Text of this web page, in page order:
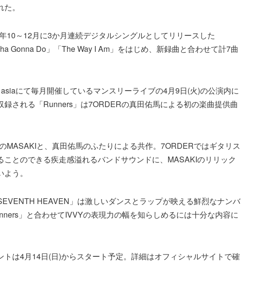
。
10～12月に3か月連続デジタルシングルとしてリリースした
Gonna Do」「The Way I Am」をはじめ、新録曲と合わせて計7曲
にて毎月開催しているマンスリーライブの4月9日(火)の公演内に
録される「Runners」は7ORDERの真田佑馬による初の楽曲提供曲
MASAKIと、真田佑馬のふたりによる共作。7ORDERではギタリス
ことのできる疾走感溢れるバンドサウンドに、MASAKIのリリック
う。
HEAVEN」は激しいダンスとラップが映える鮮烈なナンバ
」と合わせてIVVYの表現力の幅を知らしめるには十分な内容に
トは4月14日(日)からスタート予定。詳細はオフィシャルサイトで確